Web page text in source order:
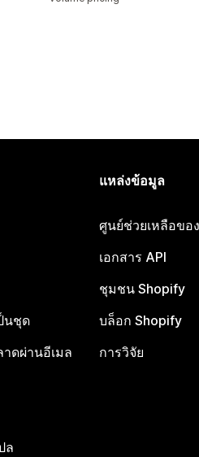
นชุด
าดผ่านอีเมล
ล
แหล่งข้อมูล
ศูนย์ช่วยเหลือขอ
เอกสาร API
ชุมชน Shopify
บล็อก Shopify
การวิจัย